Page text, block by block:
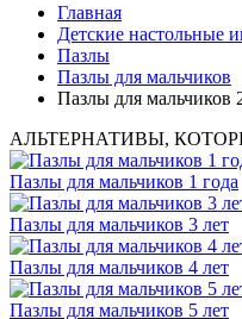
Главная
Детские настольные
Пазлы
Пазлы для мальчиков
Пазлы для мальчиков
АЛЬТЕРНАТИВЫ,
Пазлы для мальчиков 1 года
Пазлы для мальчиков 3 лет
Пазлы для мальчиков 4 лет
Пазлы для мальчиков 5 лет